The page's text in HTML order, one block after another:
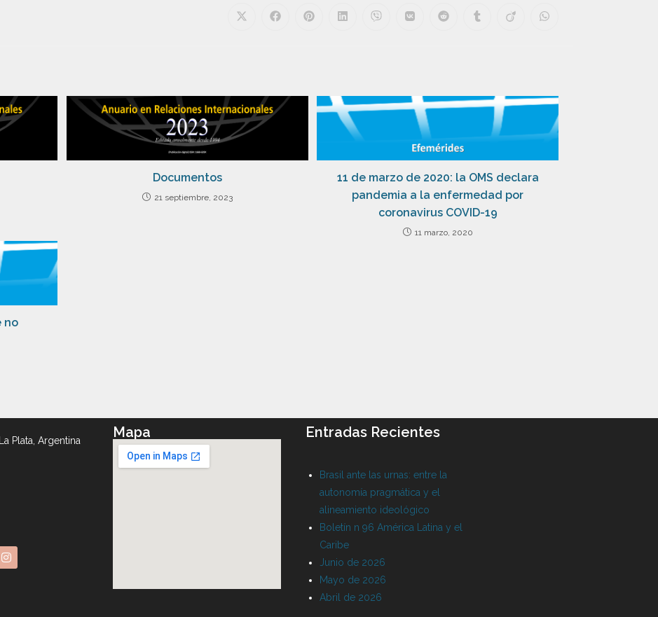
Documentos
21 septiembre, 2023
11 de marzo de 2020: la OMS declara
pandemia a la enfermedad por
coronavirus COVID-19
11 marzo, 2020
no
Plata, Argentina Mapa Entradas Recientes
Brasil ante las urnas: entre la
autonomía pragmática y el
alineamiento ideológico
Boletín n 96 América Latina y el
Caribe
Junio de 2026
Mayo de 2026
Abril de 2026